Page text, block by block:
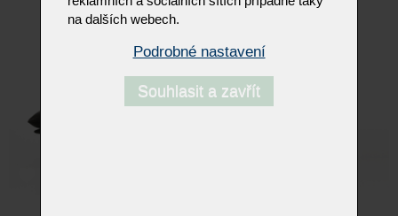
na dalších webech.
Podrobné nastavení
Souhlasit a zavřít